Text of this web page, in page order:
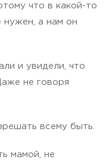
что в какой-то
нужен, а нам он
и увидели, что
не говоря
всему быть.
мамой, не